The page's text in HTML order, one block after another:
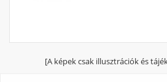
[A képek csak illusztrációk és